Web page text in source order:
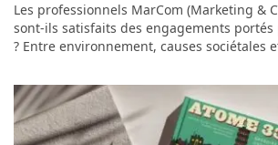
Les professionnels MarCom (Marketing &
sont-ils satisfaits des engagements
? Entre environnement, causes sociétales